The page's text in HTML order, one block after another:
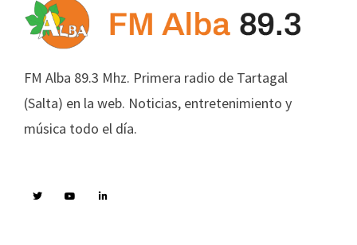
FM Alba 89.3 Mhz. Primera radio de Tartagal
(Salta) en la web. Noticias, entretenimiento y
música todo el día.